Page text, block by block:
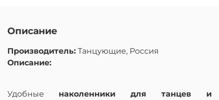
Описание
Производитель: Танцующие, Россия
Описание:
Удобные наколенники для танцев и